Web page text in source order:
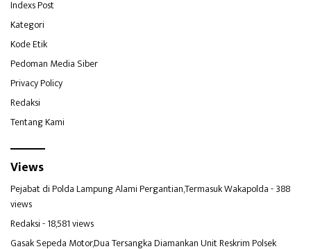
Indexs Post
Kategori
Kode Etik
Pedoman Media Siber
Privacy Policy
Redaksi
Tentang Kami
Views
Pejabat di Polda Lampung Alami Pergantian,Termasuk Wakapolda- 388
views
Redaksi- 18,581 views
Gasak Sepeda Motor,Dua Tersangka Diamankan Unit Reskrim Polsek